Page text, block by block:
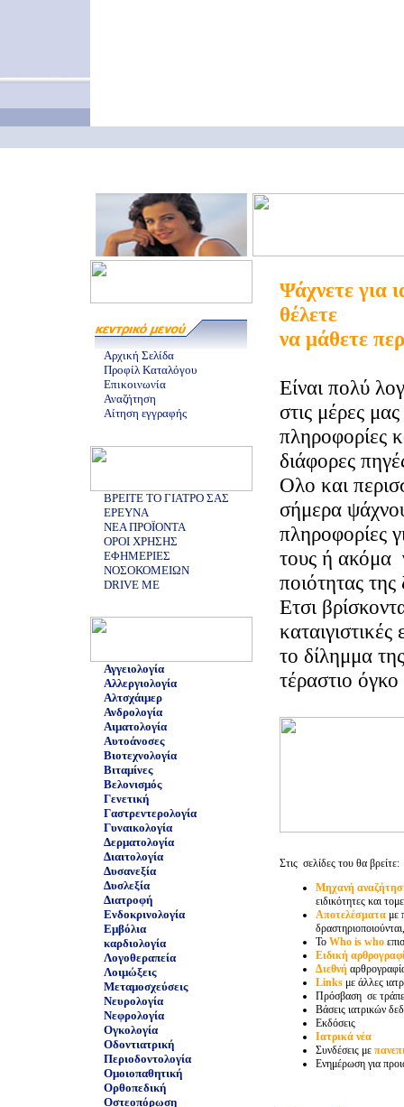
Αρχική Σελίδα
Προφίλ Καταλόγου
Επικοινωνία
Αναζήτηση
Αίτηση εγγραφής
ΒΡΕΙΤΕ ΤΟ ΓΙΑΤΡΟ ΣΑΣ
ΕΡΕΥΝΑ
ΝΕΑ ΠΡΟΪΟΝΤΑ
ΟΡΟΙ ΧΡΗΣΗΣ
ΕΦΗΜΕΡΙΕΣ
ΝΟΣΟΚΟΜΕΙΩΝ
DRIVE ME
Αγγειολογία
Αλλεργιολογία
Αλτσχάιμερ
Ανδρολογία
Αιματολογία
Αυτοάνοσες
Βιοτεχνολογία
Βιταμίνες
Βελονισμός
Γενετική
Γαστρεντερολογία
Γυναικολογία
Δερματολογία
Διαιτολογία
Δυσανεξία
Δυσλεξία
Διατροφή
Ενδοκρινολογία
Εμβόλια
καρδιολογία
Λογοθεραπεία
Λοιμώξεις
Μεταμοσχεύσεις
Νευρολογία
Νεφρολογία
Ογκολογία
Οδοντιατρική
Περιοδοντολογία
Ομοιοπαθητική
Ορθοπεδική
Οστεοπόρωση
Ψάχνετε για
θέλετε
να μάθετε
Είναι πολύ
στις μέρες
πληροφορίες
διάφορες
Ολο και
σήμερα
πληροφορίες
τους ή ακόμα
ποιότητας
Ετσι
καταιγιστικές
το δίλημμα
τέραστιο
Στις σελίδες του θα βρείτε:
Μηχανή
ειδικότητες και
Αποτελέσματα με
Το Who is who
Ειδική
Διεθνή
Links με άλλες
Πρόσβαση σε
Βάσεις ιατρικών
Εκδόσεις
Ιατρικά νέα
Συνδέσεις με
Ενημέρωση για